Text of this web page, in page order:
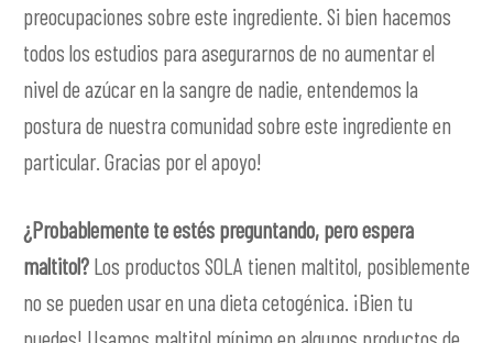
preocupaciones sobre este ingrediente. Si bien hacemos
todos los estudios para asegurarnos de no aumentar el
nivel de azúcar en la sangre de nadie, entendemos la
postura de nuestra comunidad sobre este ingrediente en
particular. Gracias por el apoyo!
¿Probablemente te estés preguntando, pero espera
maltitol?Los productos SOLA tienen maltitol, posiblemente
no se pueden usar en una dieta cetogénica. ¡Bien tu